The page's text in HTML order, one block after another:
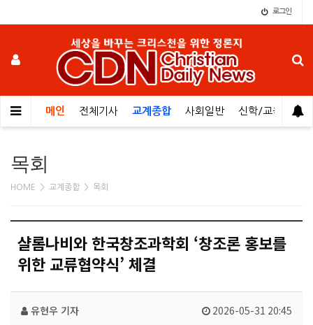
로그인
메인 전체기사 교계종합 사회일반 신학/교육 오
목회
HOME > 교계종합 > 목회
샬롬나비와 한국창조과학회 ‘창조론 홍보를
위한 교류협약식’ 체결
유현우 기자 2026-05-31 20:45